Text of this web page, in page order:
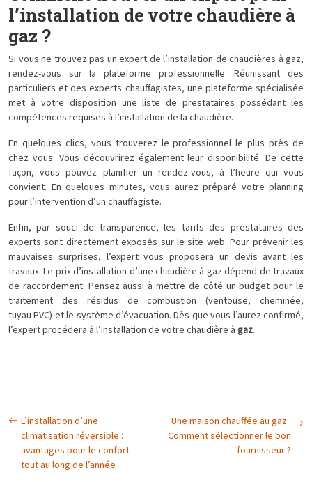
l’installation de votre chaudière à
gaz ?
Si vous ne trouvez pas un expert de l’installation de chaudières à gaz,
rendez-vous sur la plateforme professionnelle. Réunissant des
particuliers et des experts chauffagistes, une plateforme spécialisée
met à votre disposition une liste de prestataires possédant les
compétences requises à l’installation de la chaudière.
En quelques clics, vous trouverez le professionnel le plus près de
chez vous. Vous découvrirez également leur disponibilité. De cette
façon, vous pouvez planifier un rendez-vous, à l’heure qui vous
convient. En quelques minutes, vous aurez préparé votre planning
pour l’intervention d’un chauffagiste.
Enfin, par souci de transparence, les tarifs des prestataires des
experts sont directement exposés sur le site web. Pour prévenir les
mauvaises surprises, l’expert vous proposera un devis avant les
travaux. Le prix d’installation d’une chaudière à gaz dépend de travaux
de raccordement. Pensez aussi à mettre de côté un budget pour le
traitement des résidus de combustion (ventouse, cheminée,
tuyau PVC) et le système d’évacuation. Dès que vous l’aurez confirmé,
l’expert procédera à l’installation de votre chaudière à gaz.
L’installation d’une
climatisation réversible :
avantages pour le confort
tout au long de l’année
Une maison chauffée au gaz :
Comment sélectionner le bon
fournisseur ?